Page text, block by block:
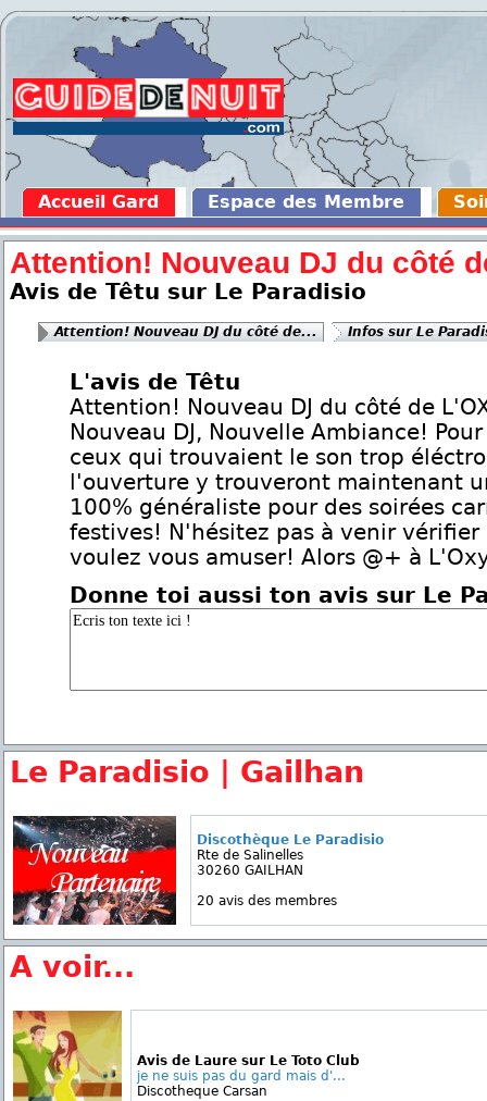
Accueil Gard Espace des Membre
Attention! Nouveau DJ du côté
Avis de Têtu sur Le Paradisio
Attention! Nouveau DJ du côté de... Infos sur Le
L'avis de Têtu
Attention! Nouveau DJ du côté de
Nouveau DJ, Nouvelle Ambiance!
ceux qui trouvaient le son trop
l'ouverture y trouveront maintenant
100% généraliste pour des soirées
festives! N'hésitez pas à venir vérifier
voulez vous amuser! Alors @+ à
Donne toi aussi ton avis sur Le
Le Paradisio | Gailhan
Discothèque Le Paradisio
Rte de Salinelles
30260 GAILHAN
20 avis des membres
A voir...
Avis de Laure sur Le Toto Club
je ne suis pas du gard mais d'...
Discotheque Carsan